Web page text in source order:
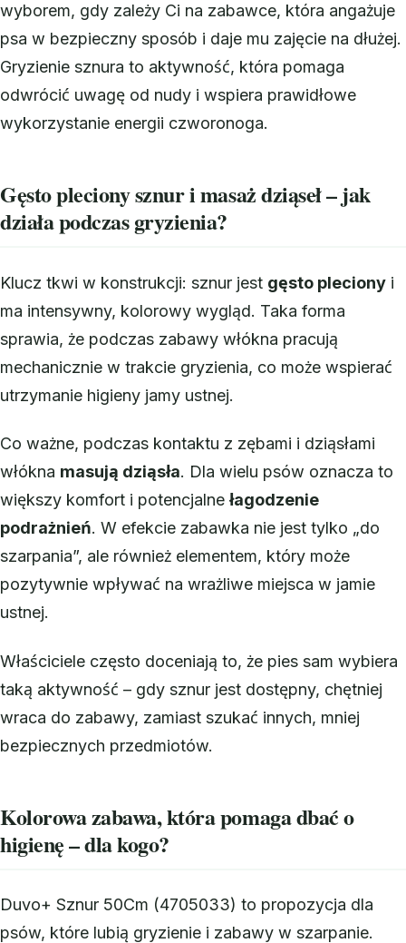
wyborem, gdy zależy Ci na zabawce, która angażuje
psa w bezpieczny sposób i daje mu zajęcie na dłużej.
Gryzienie sznura to aktywność, która pomaga
odwrócić uwagę od nudy i wspiera prawidłowe
wykorzystanie energii czworonoga.
Gęsto pleciony sznur i masaż dziąseł – jak
działa podczas gryzienia?
Klucz tkwi w konstrukcji: sznur jest gęsto pleciony i
ma intensywny, kolorowy wygląd. Taka forma
sprawia, że podczas zabawy włókna pracują
mechanicznie w trakcie gryzienia, co może wspierać
utrzymanie higieny jamy ustnej.
Co ważne, podczas kontaktu z zębami i dziąsłami
włókna masują dziąsła. Dla wielu psów oznacza to
większy komfort i potencjalne łagodzenie
podrażnień. W efekcie zabawka nie jest tylko „do
szarpania”, ale również elementem, który może
pozytywnie wpływać na wrażliwe miejsca w jamie
ustnej.
Właściciele często doceniają to, że pies sam wybiera
taką aktywność – gdy sznur jest dostępny, chętniej
wraca do zabawy, zamiast szukać innych, mniej
bezpiecznych przedmiotów.
Kolorowa zabawa, która pomaga dbać o
higienę – dla kogo?
Duvo+ Sznur 50Cm (4705033) to propozycja dla
psów, które lubią gryzienie i zabawy w szarpanie.